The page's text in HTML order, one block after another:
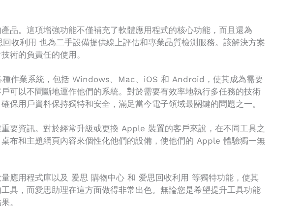
品。這項增強功能不僅補充了軟體應用程式的核心功能，而且還為
收利用 也為二手設備提供線上評估和專業品質檢測服務。該解決方案
術的負責任的使用。
種作業系統，包括 Windows、Mac、iOS 和 Android，使其成為需要
可以不間斷地運作他們的系統。對於需要有效率地執行多任務的技術
用戶資料保持獨特和安全，滿足當今電子領域最關鍵的問題之一。
要資訊。對於經常升級或更換 Apple 裝置的客戶來說，在不同工具之
布和主題網頁內容來個性化他們的設備，使他們的 Apple 體驗獨一無
應用程式庫以及 爱思 購物中心 和 爱思回收利用 等獨特功能，使其
具，而愛思助理在這方面做得非常出色。無論您是希望提升工具功能
。